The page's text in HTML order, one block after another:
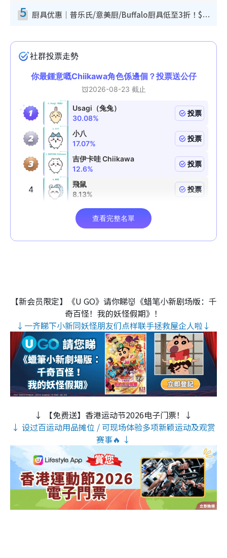
5 厨具优惠｜普乐氏/意美厨/Buffalo厨具低至3折！$89起买煎锅/炒锅/个人锅 同场小家电激减至$99起
【新会员限定】《U GO》请你睇👹《蜡笔小新剧场版：千
奇百怪！我的妖怪假期》！
↓一齐睇下小新同妖怪朋友们点样联手拯救屋企人啦↓
↓ 【免费送】香港运动节2026电子门票！↓
↓ 设过百运动用品摊位 / 可现场体验多项新颖运动及观赏
赛事🔥 ↓